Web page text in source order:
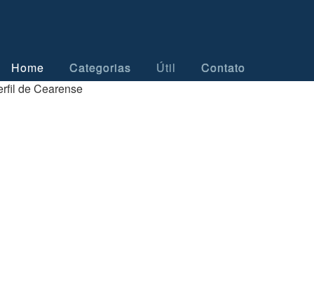
Home Categorias Útil
Contato
de Cearense